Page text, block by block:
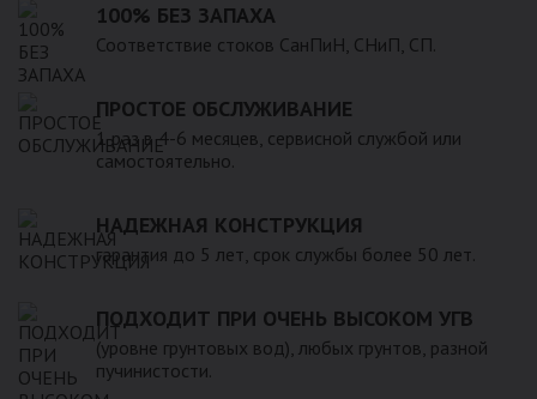
100% БЕЗ ЗАПАХА
Соответствие стоков СанПиН, СНиП, СП.
ПРОСТОЕ ОБСЛУЖИВАНИЕ
1 раз в 4-6 месяцев, сервисной службой или
самостоятельно.
НАДЕЖНАЯ КОНСТРУКЦИЯ
гарантия до 5 лет, срок службы более 50 лет.
ПОДХОДИТ ПРИ ОЧЕНЬ ВЫСОКОМ УГВ
(уровне грунтовых вод), любых грунтов, разной
пучинистости.